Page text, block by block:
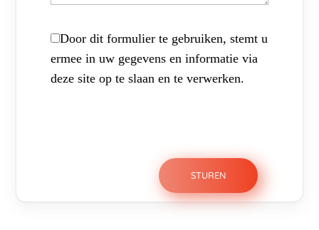
Door dit formulier te gebruiken, stemt u
ermee in uw gegevens en informatie via
deze site op te slaan en te verwerken.